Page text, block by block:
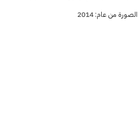
الصورة من عام: 2014